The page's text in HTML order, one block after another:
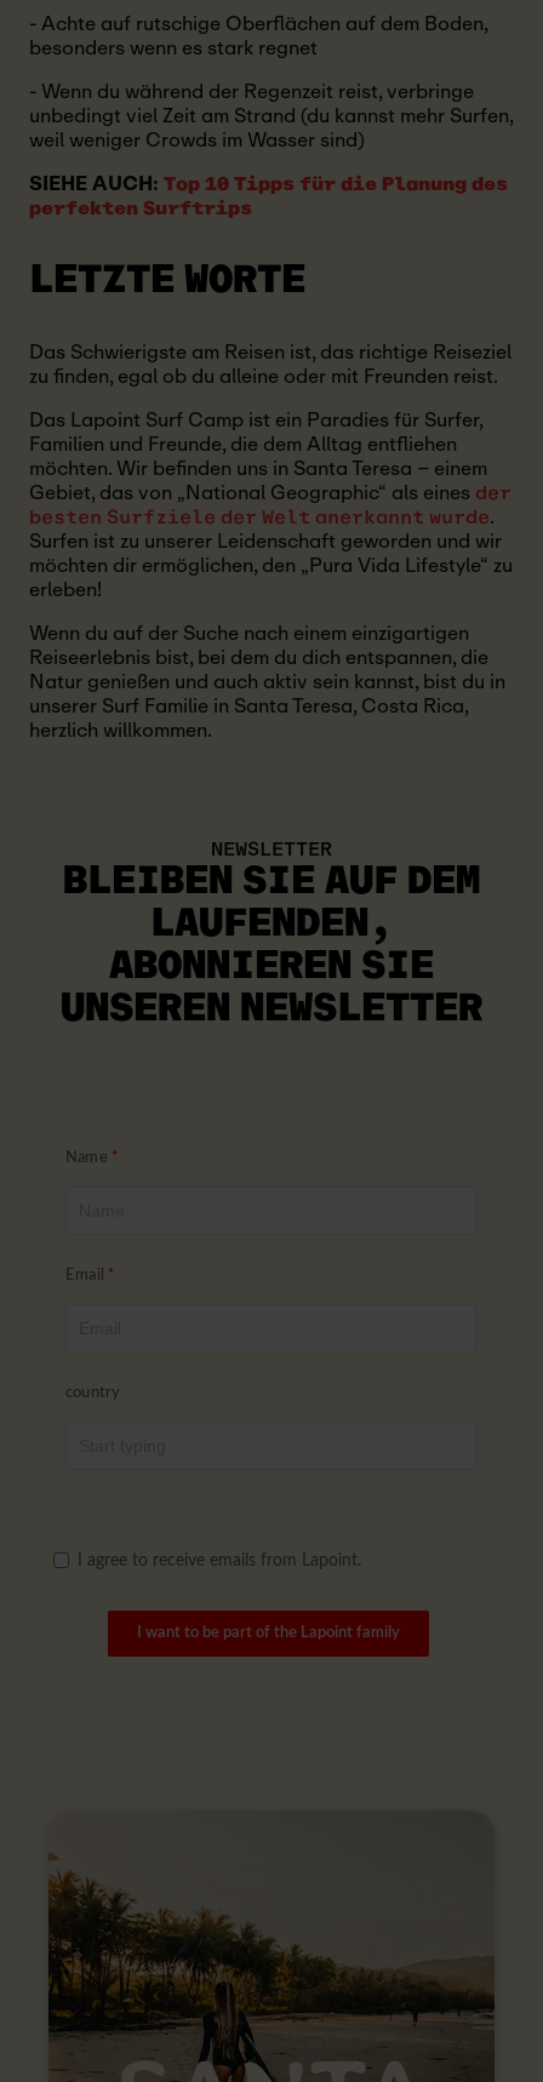
- Achte auf rutschige Oberflächen auf dem Boden,
besonders wenn es stark regnet
- Wenn du während der Regenzeit reist, verbringe
unbedingt viel Zeit am Strand (du kannst mehr Surfen,
weil weniger Crowds im Wasser sind)
SIEHE AUCH: Top 10 Tipps für die Planung des
perfekten Surftrips
LETZTE WORTE
Das Schwierigste am Reisen ist, das richtige Reiseziel
zu finden, egal ob du alleine oder mit Freunden reist.
Das Lapoint Surf Camp ist ein Paradies für Surfer,
Familien und Freunde, die dem Alltag entfliehen
möchten. Wir befinden uns in Santa Teresa – einem
Gebiet, das von „National Geographic“ als eines der
besten Surfziele der Welt anerkannt wurde.
Surfen ist zu unserer Leidenschaft geworden und wir
möchten dir ermöglichen, den „Pura Vida Lifestyle“ zu
erleben!
Wenn du auf der Suche nach einem einzigartigen
Reiseerlebnis bist, bei dem du dich entspannen, die
Natur genießen und auch aktiv sein kannst, bist du in
unserer Surf Familie in Santa Teresa, Costa Rica,
herzlich willkommen.
NEWSLETTER
BLEIBEN SIE AUF DEM
LAUFENDEN ,
ABONNIEREN SIE
UNSEREN NEWSLETTER
Name
Email
country
I agree to receive emails from Lapoint.
I want to be part of the Lapoint family